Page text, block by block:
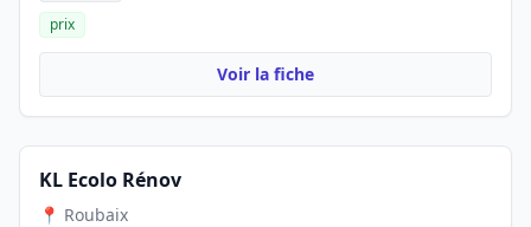
prix
Voir la fiche
KL Ecolo Rénov
📍 Roubaix